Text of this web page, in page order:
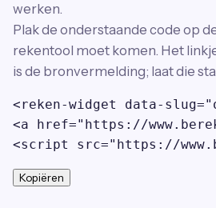
werken.
Plak de onderstaande code op
rekentool moet komen. Het
is de bronvermelding; laat die
<reken-widget data-
<a href="https://
<script src="https://
Kopiëren